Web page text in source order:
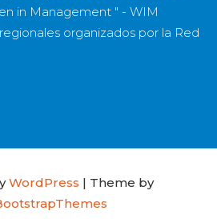
in Management " - WIM
organizados por la Red
WordPress | Theme by